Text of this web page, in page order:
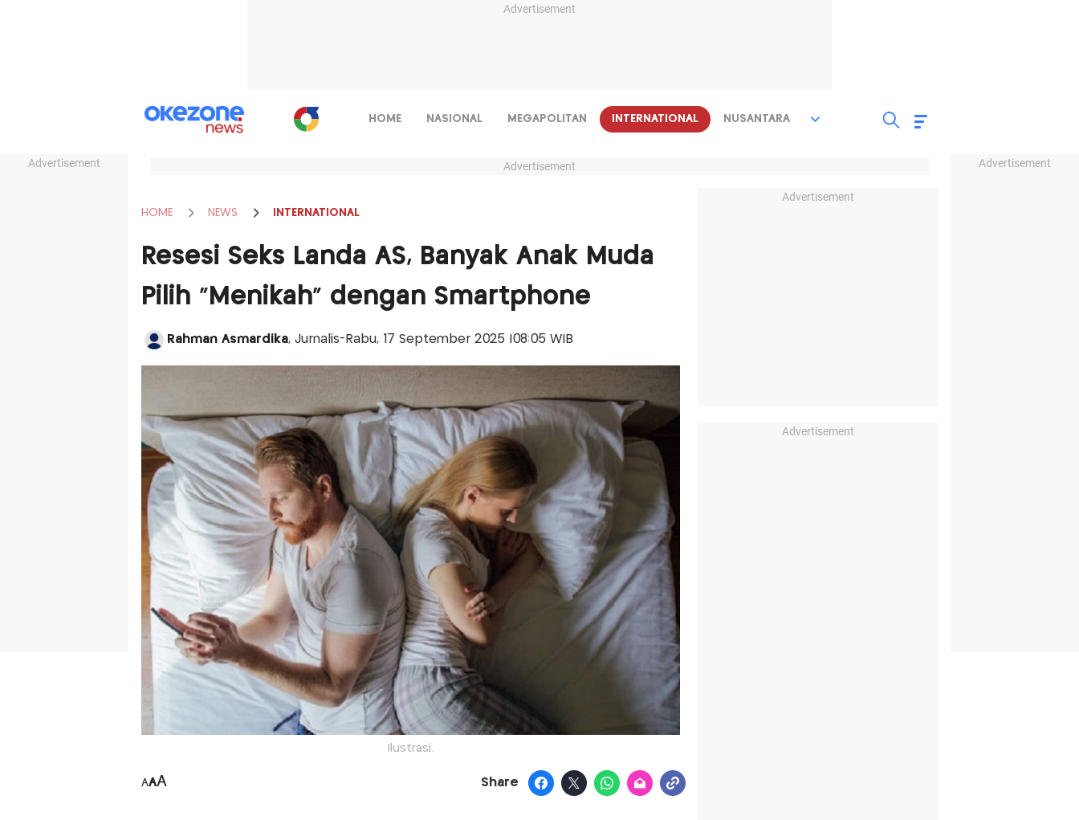
Advertisement
Advertisement Advertisement
HOME NASIONAL MEGAPOLITAN INTERNATIONAL NUSANTARA
Advertisement
HOME NEWS INTERNATIONAL
Resesi Seks Landa AS, Banyak Anak Muda
Pilih “Menikah” dengan Smartphone
Rahman Asmardika, Jurnalis-Rabu, 17 September 2025 |08:05 WIB
Ilustrasi.
AAA Share
Advertisement
Advertisement